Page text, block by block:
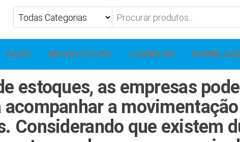
BLOG MINHA CONTA CARRINHO
estoques, as empresas
a
Considerando que existem